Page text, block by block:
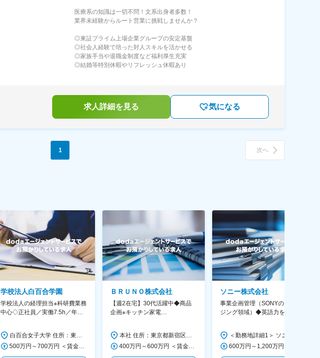
医療系の知識は一切不問！文系出身者多数！
業界未経験からルート営業に挑戦しませんか？
◎東証プライム上場企業グループの安定基盤
◎社会人経験で培った対人スキルを活かせる
◎家族手当や退職金制度など福利厚生充実
◎結婚等特別休暇やリフレッシュ休暇あり
求人詳細を見る 気になる
1 次へ
学校法人白百合学園
学校法人の経理担当※科研費業務
中心◇正社員／実働7.5h／年休
大学
白百合女子大学 住所：東京都調布市緑ヶ丘1-25 勤務地最寄駅：京王線／仙川駅 受動喫煙対策：屋内全面禁煙 変更の範囲：会社の定める事業所
500万円～700万円 ＜賃金形態＞ 月給制 ＜賃金内訳＞ 月額（基本給）：280,000円～430,000円 ＜月給＞ 280,000円～430,000円 ＜昇給有無＞ 有 ＜残業手当＞ 有 ＜給与補足＞ ※年齢・過去の経験に基づき、本学規定に合わせ決定 【残業手当】有 /残業時間に応じて全額支給（※想定年収に含む） 【各種手当】扶養手当/住宅手当/通勤手当 等 【賞与】年2回（6月、12月） 【昇給】年1回（4月） 賃金はあくまでも目安の金額であり、選考を通じて上下する可能性があります。 月給(月額)は固定手当を含めた表記です。
ＢＲＵＮＯ株式会社
【週2在宅】30代活躍中◆商品
企画※キッチン家電
画～調達／働き方◎
本社 住所：東京都新宿区西新宿6丁目22-1 新宿スクエアタワー B1階 勤務地最寄駅：東京メトロ丸ノ内線／西新宿駅 受動喫煙対策：屋内全面禁煙 変更の範囲：会社の定める事業所（リモートワーク含む）
400万円～600万円 ＜賃金形態＞ 月給制 経験・能力を考慮の上、優遇いたします。 ＜賃金内訳＞ 月額（基本給）：300,000円～450,000円 ＜月給＞ 300,000円～450,000円 ＜昇給有無＞ 有 ＜残業手当＞ 有 ＜給与補足＞ ・賞与実績：年2回 ・昇給：年1回 ※半年毎に評価を行い、評価が高ければ年齢に関係なく昇給・昇格していきます。創造性の高い人・新しいことにチャレンジした人が高い評価を得られます。 賃金はあくまでも目安の金額であり、選考を通じて上下する可能性があります。 月給(月額)は固定手当を含めた表記です。
ソニー株式会社
事業企画管理（SONYのイメー
ジング領域）◆英語力を活か